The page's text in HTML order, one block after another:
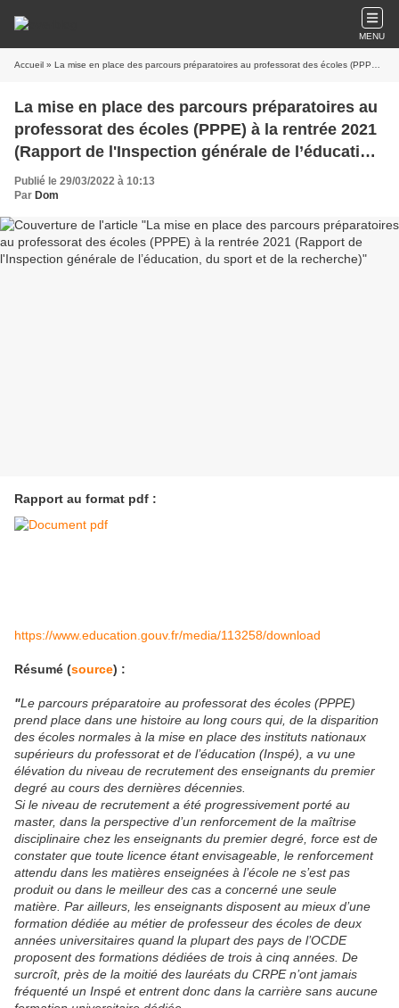
MENU
Accueil » La mise en place des parcours préparatoires au professorat des écoles (PPPE) à la rentrée 2021 (Rapport de l'Inspection générale de l’éducation, du sport et de la recherche)
La mise en place des parcours préparatoires au
professorat des écoles (PPPE) à la rentrée 2021
(Rapport de l'Inspection générale de l’éducation,
du sport et de la recherche)
Publié le 29/03/2022 à 10:13
Par Dom
Rapport au format pdf :
https://www.education.gouv.fr/media/113258/download
Résumé (source) :
"Le parcours préparatoire au professorat des écoles (PPPE)
prend place dans une histoire au long cours qui, de la disparition
des écoles normales à la mise en place des instituts nationaux
supérieurs du professorat et de l’éducation (Inspé), a vu une
élévation du niveau de recrutement des enseignants du premier
degré au cours des dernières décennies.
Si le niveau de recrutement a été progressivement porté au
master, dans la perspective d’un renforcement de la maîtrise
disciplinaire chez les enseignants du premier degré, force est de
constater que toute licence étant envisageable, le renforcement
attendu dans les matières enseignées à l’école ne s’est pas
produit ou dans le meilleur des cas a concerné une seule
matière. Par ailleurs, les enseignants disposent au mieux d’une
formation dédiée au métier de professeur des écoles de deux
années universitaires quand la plupart des pays de l’OCDE
proposent des formations dédiées de trois à cinq années. De
surcroît, près de la moitié des lauréats du CRPE n’ont jamais
fréquenté un Inspé et entrent donc dans la carrière sans aucune